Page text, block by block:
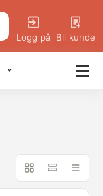
Logg på Bli kunde